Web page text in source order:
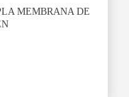
MEMBRANA DE